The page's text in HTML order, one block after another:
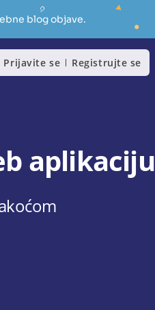
blog objave.
Prijavite se Registrujte se
aplikaciju